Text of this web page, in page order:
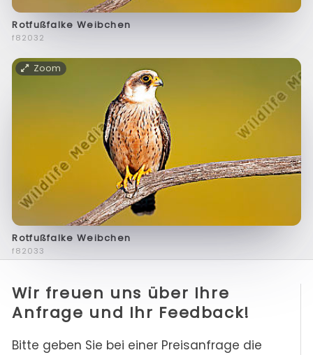
Rotfußfalke Weibchen
f82032
Zoom
Rotfußfalke Weibchen
f82033
Wir freuen uns über Ihre
Anfrage und Ihr Feedback!
Bitte geben Sie bei einer Preisanfrage die